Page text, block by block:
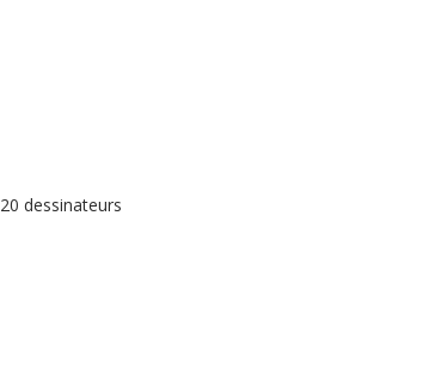
dessinateurs